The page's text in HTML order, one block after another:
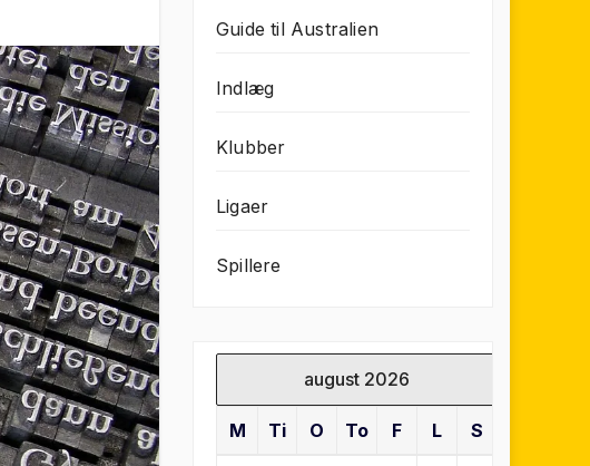
Guide til Australien
Indlæg
Klubber
Ligaer
Spillere
august 2026
M Ti O To F L S